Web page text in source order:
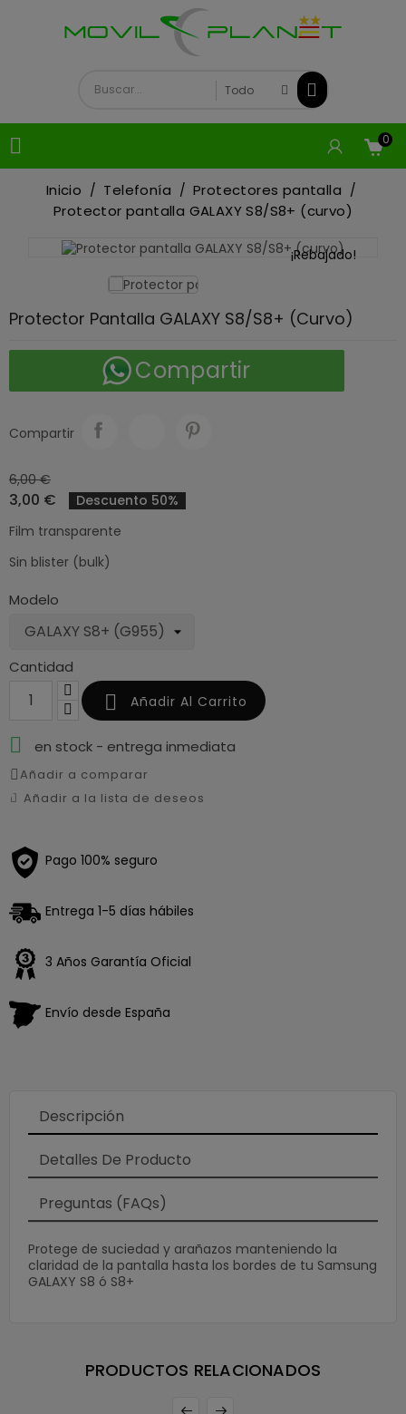
 0
Inicio Telefonía
Protectores pantalla
Protector pantalla GALAXY S8/S8+ (curvo)
¡Rebajado!
Protector Pantalla GALAXY S8/S8+ (curvo)
Compartir
Compartir
6,00 €
3,00 €
Descuento 50%
Film transparente
Sin blister (bulk)
Modelo
Cantidad
 Añadir Al Carrito
 en stock - entrega inmediata
Añadir a comparar
Añadir a la lista de deseos
Pago 100% seguro
Entrega 1-5 días hábiles
3 Años Garantía Oficial
Envío desde España
Descripción
Detalles De Producto
Preguntas (FAQs)
Protege de suciedad y arañazos manteniendo la
claridad de la pantalla hasta los bordes de tu Samsung
GALAXY S8 ó S8+
PRODUCTOS RELACIONADOS